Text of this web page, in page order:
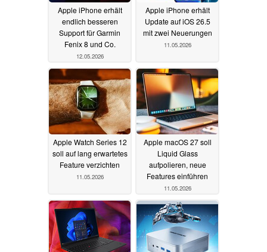
Apple iPhone erhält
endlich besseren
Support für Garmin
Fenix 8 und Co.
12.05.2026
Apple iPhone erhält
Update auf iOS 26.5
mit zwei Neuerungen
11.05.2026
Apple Watch Series 12
soll auf lang erwartetes
Feature verzichten
11.05.2026
Apple macOS 27 soll
Liquid Glass
aufpolieren, neue
Features einführen
11.05.2026